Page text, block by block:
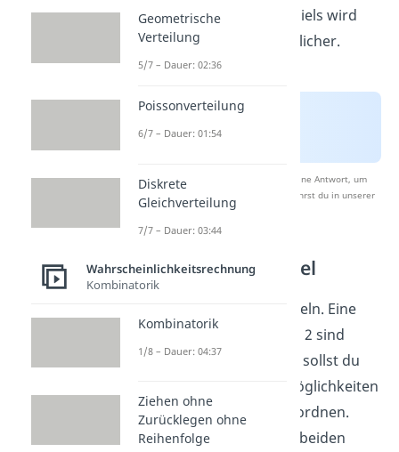
Farbe. Anhand eines Beispiels wird
das ganze gleich verständlicher.
Nach Beantwortung speichern wir deine Antwort, um
Studyflix zu verbessern. Mehr dazu erfährst du in unserer
Datenschutzerklärung
Permutation Beispiel
Stell dir vor, du hast 8 Kugeln. Eine
davon ist gelb, eine ist rot, 2 sind
grün und 4 sind blau. Nun sollst du
herausfinden, wie viele Möglichkeiten
es gibt diese Kugeln anzuordnen.
Man kann also jeweils die beiden
Geometrische
Verteilung
5/7 – Dauer: 02:36
Poissonverteilung
6/7 – Dauer: 01:54
Diskrete
Gleichverteilung
7/7 – Dauer: 03:44
Wahrscheinlichkeitsrechnung
Kombinatorik
Kombinatorik
1/8 – Dauer: 04:37
Ziehen ohne
Zurücklegen ohne
Reihenfolge